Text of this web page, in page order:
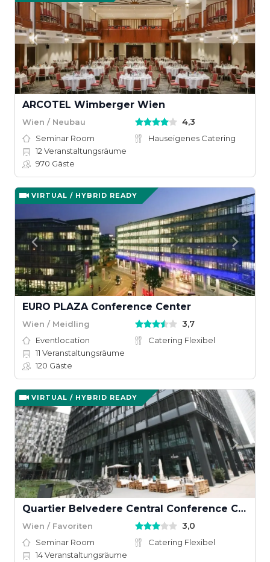
ARCOTEL Wimberger Wien
Wien / Neubau 4,3
Seminar Room
Hauseigenes Catering
12 Veranstaltungsräume
970 Gäste
VIRTUAL / HYBRID READY
EURO PLAZA Conference Center
Wien / Meidling 3,7
Eventlocation
Catering Flexibel
11 Veranstaltungsräume
120 Gäste
VIRTUAL / HYBRID READY
Quartier Belvedere Central Conference Center
Wien / Favoriten 3,0
Seminar Room
Catering Flexibel
14Veranstaltungsräume